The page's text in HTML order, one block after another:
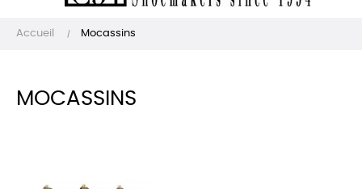
navigation
Accueil Mocassins
MOCASSINS